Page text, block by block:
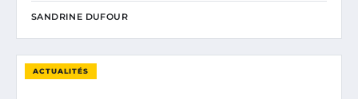
SANDRINE DUFOUR
ACTUALITÉS